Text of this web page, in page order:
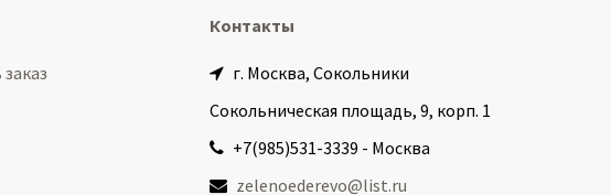
Контакты
г. Москва, Сокольники
Сокольническая площадь, 9, корп. 1
+7(985)531-3339 - Москва
zelenoederevo@list.ru